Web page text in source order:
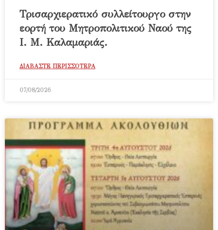
Τρισαρχιερατικό συλλείτουργο στην
εορτή του Μητροπολιτικού Ναού της
Ι. Μ. Καλαμαριάς.
ΔΙΑΒΑΣΤΕ ΠΕΡΙΣΣΟΤΕΡΑ
07/08/2026